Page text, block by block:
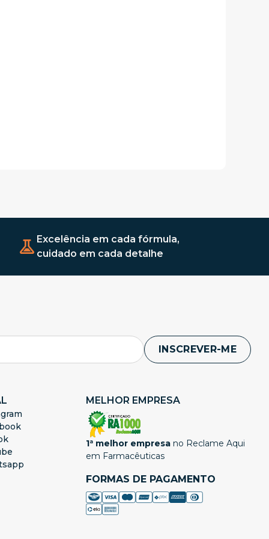
Excelência em cada fórmula,
cuidado em cada detalhe
INSCREVER-ME
MELHOR EMPRESA
1ª melhor empresano Reclame Aqui
em Farmacêuticas
FORMAS DE PAGAMENTO